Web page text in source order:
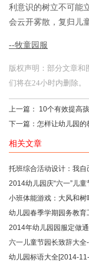
利意识的树立不可能
会云开雾散，复归儿
--牧童园服
版权声明：部分文章
们将在24小时内删除。
上一篇： 10个有效提高
下一篇： 怎样让幼儿园的
相关文章
托班综合活动设计：我
2014幼儿园庆“六一”儿童
小班体能游戏：大风和树
幼儿园春季学期园务教育
2014年幼儿园园服定做
六一儿童节园长致辞大全
幼儿园标语大全[2014-